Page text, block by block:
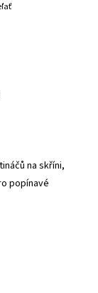
na skříni,
popínavé